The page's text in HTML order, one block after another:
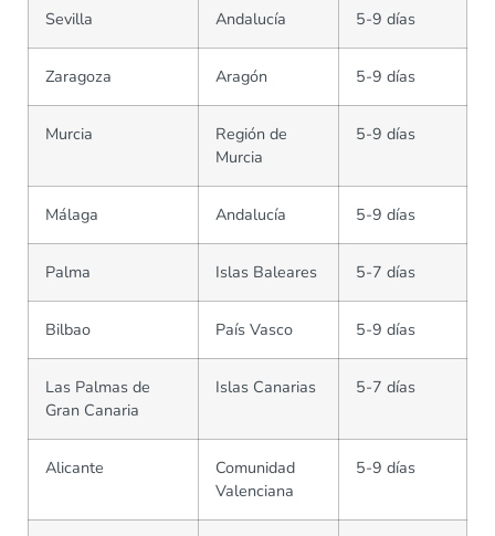
Sevilla Andalucía 5-9 días
Zaragoza Aragón 5-9 días
Murcia
Región de
Murcia
5-9 días
Málaga Andalucía 5-9 días
Palma Islas Baleares 5-7 días
Bilbao País Vasco 5-9 días
Las Palmas de
Gran Canaria
Islas Canarias 5-7 días
Alicante
Comunidad
Valenciana
5-9 días